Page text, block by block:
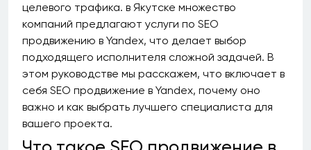
целевого трафика. в Якутске множество
компаний предлагают услуги по SEO
продвижению в Yandex, что делает выбор
подходящего исполнителя сложной задачей. В
этом руководстве мы расскажем, что включает в
себя SEO продвижение в Yandex, почему оно
важно и как выбрать лучшего специалиста для
вашего проекта.